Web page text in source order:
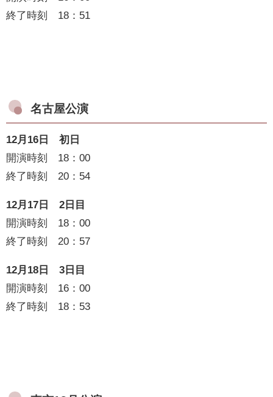
終了時刻 18：51
名古屋公演
12月16日 初日
開演時刻 18：00
終了時刻 20：54
12月17日 2日目
開演時刻 18：00
終了時刻 20：57
12月18日 3日目
開演時刻 16：00
終了時刻 18：53